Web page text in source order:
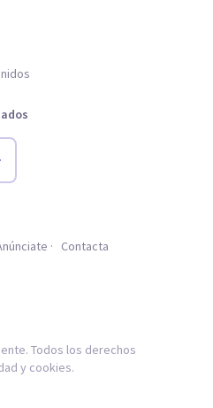
Contacta
Todos los derechos
y cookies.